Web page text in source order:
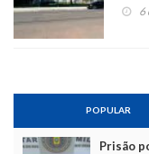
6
POPULAR
Prisão